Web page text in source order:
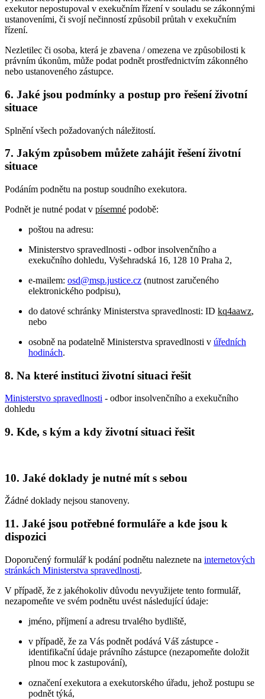
exekutor nepostupoval v exekučním řízení v souladu se zákonnými
ustanoveními, či svojí nečinností způsobil průtah v exekučním
řízení.
Nezletilec či osoba, která je zbavena / omezena ve způsobilosti k
právním úkonům, může podat podnět prostřednictvím zákonného
nebo ustanoveného zástupce.
6. Jaké jsou podmínky a postup pro řešení životní
situace
Splnění všech požadovaných náležitostí.
7. Jakým způsobem můžete zahájit řešení životní
situace
Podáním podnětu na postup soudního exekutora.
Podnět je nutné podat v písemné podobě:
poštou na adresu:
Ministerstvo spravedlnosti - odbor insolvenčního a
exekučního dohledu, Vyšehradská 16, 128 10 Praha 2,
e-mailem: osd@msp.justice.cz (nutnost zaručeného
elektronického podpisu),
do datové schránky Ministerstva spravedlnosti: ID kq4aawz,
nebo
osobně na podatelně Ministerstva spravedlnosti v úředních
hodinách.
8. Na které instituci životní situaci řešit
Ministerstvo spravedlnosti - odbor insolvenčního a exekučního
dohledu
9. Kde, s kým a kdy životní situaci řešit
10. Jaké doklady je nutné mít s sebou
Žádné doklady nejsou stanoveny.
11. Jaké jsou potřebné formuláře a kde jsou k
dispozici
Doporučený formulář k podání podnětu naleznete na internetových
stránkách Ministerstva spravedlnosti.
V případě, že z jakéhokoliv důvodu nevyužijete tento formulář,
nezapomeňte ve svém podnětu uvést následující údaje:
jméno, příjmení a adresu trvalého bydliště,
v případě, že za Vás podnět podává Váš zástupce -
identifikační údaje právního zástupce (nezapomeňte doložit
plnou moc k zastupování),
označení exekutora a exekutorského úřadu, jehož postupu se
podnět týká,